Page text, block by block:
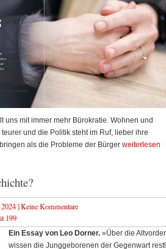
uns mit immer mehr Bürokratie. Wohnen und
und die Politik steht im Ruf, lieber ihre
als die Probleme der Bürger weiterlesen
|Keine Kommentare
199
Ein Essay von Leo Dorner. »Über die
wissen die Junggeborenen der Gegenwart